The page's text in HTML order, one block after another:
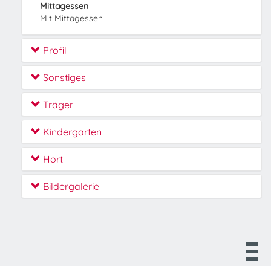
Mittagessen
Mit Mittagessen
Profil
Sonstiges
Träger
Kindergarten
Hort
Bildergalerie